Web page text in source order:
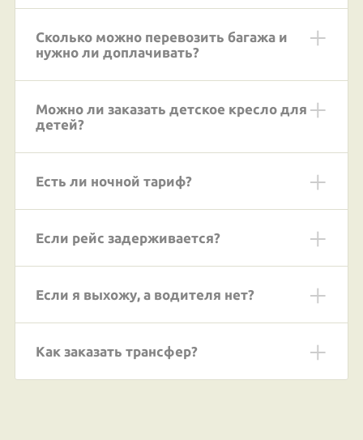
Сколько можно перевозить багажа и
нужно ли доплачивать?
Можно ли заказать детское кресло для
детей?
Есть ли ночной тариф?
Если рейс задерживается?
Если я выхожу, а водителя нет?
Как заказать трансфер?